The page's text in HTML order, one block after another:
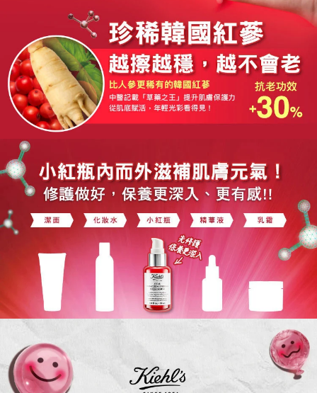
活動Catch